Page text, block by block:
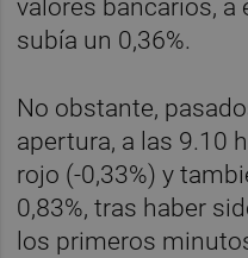
valores bancarios, a
subía un 0,36%.
No obstante,
apertura, a las 9.10
rojo (-0,33%) y
0,83%, tras haber
los primeros